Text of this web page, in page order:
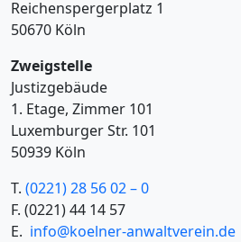
Reichenspergerplatz 1
50670 Köln
Zweigstelle
Justizgebäude
1. Etage, Zimmer 101
Luxemburger Str. 101
50939 Köln
T. (0221) 28 56 02 – 0
F. (0221) 44 14 57
E. info@koelner-anwaltverein.de